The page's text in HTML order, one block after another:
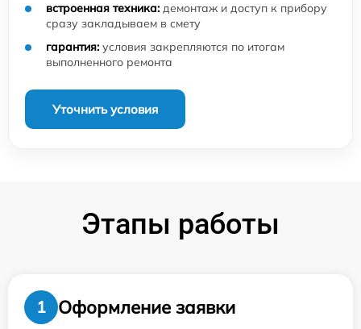
встроенная техника: демонтаж и доступ к прибору
сразу закладываем в смету
гарантия: условия закрепляются по итогам
выполненного ремонта
Уточнить условия
Этапы работы
1
Оформление заявки